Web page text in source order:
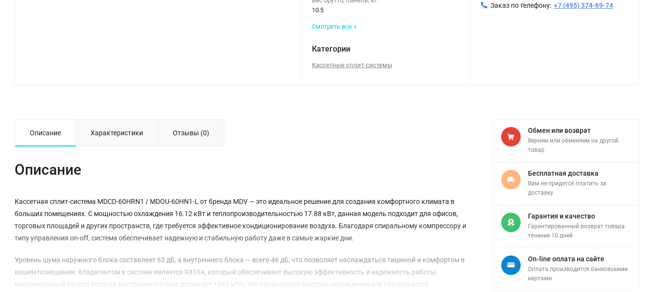
10.5
Смотреть все
Категории
Кассетные сплит-системы
Заказ по телефону: +7 (495) 374-69-74
Описание Характеристики Отзывы (0)
Описание
Кассетная сплит-система MDCD-60HRN1 / MDOU-60HN1-L от бренда MDV — это идеальное решение для создания комфортного климата в
больших помещениях. С мощностью охлаждения 16.12 кВт и теплопроизводительностью 17.88 кВт, данная модель подходит для офисов,
торговых площадей и других пространств, где требуется эффективное кондиционирование воздуха. Благодаря спиральному компрессору и
типу управления on-off, система обеспечивает надежную и стабильную работу даже в самые жаркие дни.
Уровень шума наружного блока составляет 63 дБ, а внутреннего блока — всего 46 дБ, что позволяет наслаждаться тишиной и комфортом в
вашем помещении. Хладагентом в системе является R410A, который обеспечивает высокую эффективность и надежность работы.
Максимальный расход воздуха внутреннего блока достигает 1962 м³/ч, что гарантирует быстрое охлаждение или обогрев всего
Обмен или возврат
Вернем или обменяем на другой
товар
Бесплатная доставка
Вам не придется платить за
доставку
Гарантия и качество
Гарантированный возврат товара
течение 10 дней
On-line оплата на сайте
Оплата производится банковскими
картами